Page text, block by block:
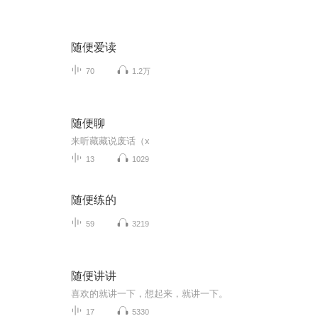
随便爱读
70 1.2万
随便聊
来听藏藏说废话（x
13 1029
随便练的
59 3219
随便讲讲
喜欢的就讲一下，想起来，就讲一下。
17 5330